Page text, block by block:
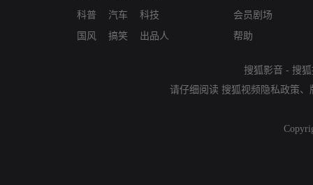
科普
国风
汽车
搞笑
科技
出品人
会员剧场
帮助
搜狐影音 - 搜
请仔细阅读 搜狐视频隐私政策、